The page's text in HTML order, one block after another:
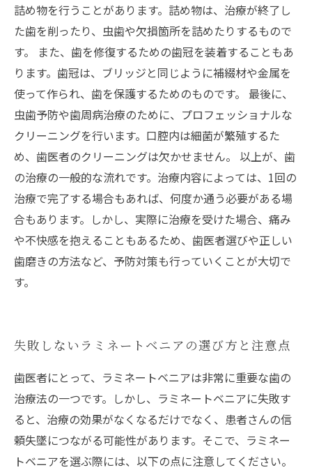
詰め物を行うことがあります。詰め物は、治療が終了し
た歯を削ったり、虫歯や欠損箇所を詰めたりするもので
す。 また、歯を修復するための歯冠を装着することもあ
ります。歯冠は、ブリッジと同じように補綴材や金属を
使って作られ、歯を保護するためのものです。 最後に、
虫歯予防や歯周病治療のために、プロフェッショナルな
クリーニングを行います。口腔内は細菌が繁殖するた
め、歯医者のクリーニングは欠かせません。 以上が、歯
の治療の一般的な流れです。治療内容によっては、1回の
治療で完了する場合もあれば、何度か通う必要がある場
合もあります。しかし、実際に治療を受けた場合、痛み
や不快感を抱えることもあるため、歯医者選びや正しい
歯磨きの方法など、予防対策も行っていくことが大切で
す。
失敗しないラミネートベニアの選び方と注意点
歯医者にとって、ラミネートベニアは非常に重要な歯の
治療法の一つです。しかし、ラミネートベニアに失敗す
ると、治療の効果がなくなるだけでなく、患者さんの信
頼失墜につながる可能性があります。そこで、ラミネー
トベニアを選ぶ際には、以下の点に注意してください。